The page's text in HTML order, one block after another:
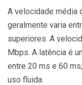
A velocidade média
geralmente varia
superiores. A
Mbps. A latência é
entre 20 ms e 60
uso fluida.